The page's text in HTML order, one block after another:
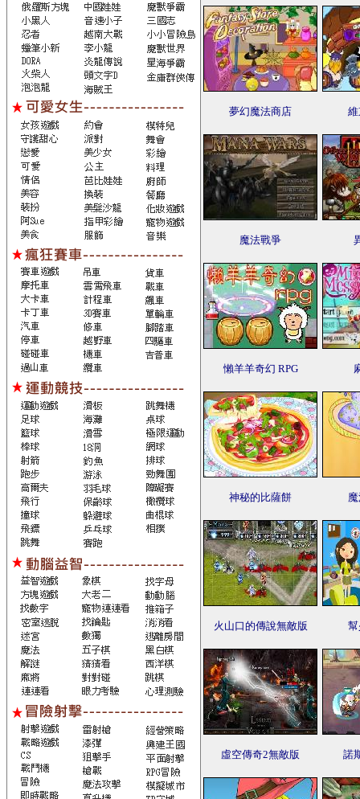
夢幻魔法商店
魔法戰爭
懶羊羊奇幻 RPG
神秘的比薩餅
火山口的傳說無敵版
虛空傳奇2無敵版 諾